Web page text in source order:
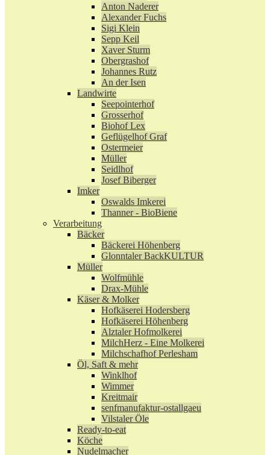
Anton Naderer
Alexander Fuchs
Sigi Klein
Sepp Keil
Xaver Sturm
Obergrashof
Johannes Rutz
An der Isen
Landwirte
Seepointerhof
Grosserhof
Biohof Lex
Geflügelhof Graf
Ostermeier
Müller
Seidlhof
Josef Biberger
Imker
Oswalds Imkerei
Thanner - BioBiene
Verarbeitung
Bäcker
Bäckerei Höhenberg
Glonntaler BackKULTUR
Müller
Wolfmühle
Drax-Mühle
Käser & Molker
Hofkäserei Hodersberg
Hofkäserei Höhenberg
Alztaler Hofmolkerei
MilchHerz - Eine Molkerei
Milchschafhof Perlesham
Öl, Saft & mehr
Winklhof
Wimmer
Kreitmair
senfmanufaktur-ostallgaeu
Vilstaler Öle
Ready-to-eat
Köche
Nudelmacher